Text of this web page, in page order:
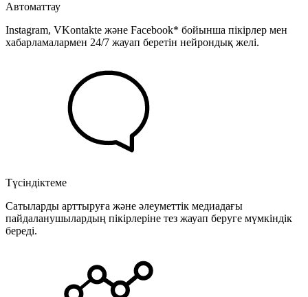
Автоматтау
Instagram, VKontakte және Facebook* бойынша пікірлер мен
хабарламалармен 24/7 жауап беретін нейрондық желі.
Түсіндіктеме
Сатыларды арттыруға және әлеуметтік медиадағы
пайдаланушылардың пікірлеріне тез жауап беруге мүмкіндік
береді.